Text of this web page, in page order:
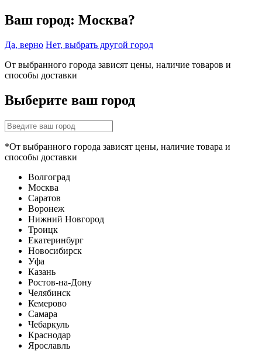
Ваш город: Москва?
Да, верно Нет, выбрать другой город
От выбранного города зависят цены, наличие товаров и
способы доставки
Выберите ваш город
*От выбранного города зависят цены, наличие товара и
способы доставки
Волгоград
Москва
Саратов
Воронеж
Нижний Новгород
Троицк
Екатеринбург
Новосибирск
Уфа
Казань
Ростов-на-Дону
Челябинск
Кемерово
Самара
Чебаркуль
Краснодар
Ярославль